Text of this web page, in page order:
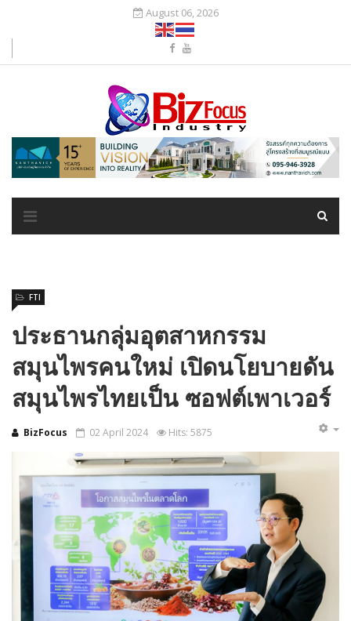
August 06, 2026
ประธานกลุ่มอุตสาหกรรม
สมุนไพรคนใหม่ เปิดนโยบายดัน
สมุนไพรไทยเป็น ซอฟต์เพาเวอร์
BizFocus
FTI
02 April 2024 Hits: 5875